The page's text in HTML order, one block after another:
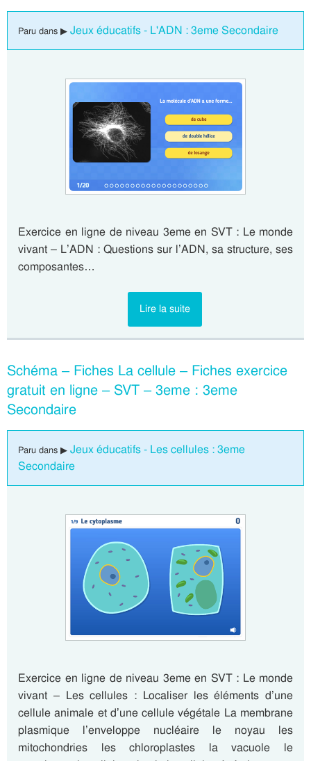
Paru dans ▶ Jeux éducatifs - L'ADN : 3eme Secondaire
Exercice en ligne de niveau 3eme en SVT : Le monde
vivant – L’ADN : Questions sur l’ADN, sa structure, ses
composantes…
Lire la suite
Schéma – Fiches La cellule – Fiches exercice
gratuit en ligne – SVT – 3eme : 3eme
Secondaire
Paru dans ▶ Jeux éducatifs - Les cellules : 3eme
Secondaire
Exercice en ligne de niveau 3eme en SVT : Le monde
vivant – Les cellules : Localiser les éléments d’une
cellule animale et d’une cellule végétale La membrane
plasmique l’enveloppe nucléaire le noyau les
mitochondries les chloroplastes la vacuole le